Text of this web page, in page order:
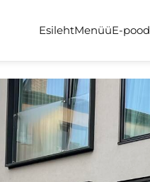
EsilehtMenüüE-pood